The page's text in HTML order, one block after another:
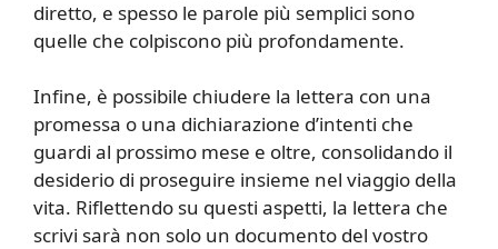
diretto, e spesso le parole più semplici sono
quelle che colpiscono più profondamente.
Infine, è possibile chiudere la lettera con una
promessa o una dichiarazione d’intenti che
guardi al prossimo mese e oltre, consolidando il
desiderio di proseguire insieme nel viaggio della
vita. Riflettendo su questi aspetti, la lettera che
scrivi sarà non solo un documento del vostro